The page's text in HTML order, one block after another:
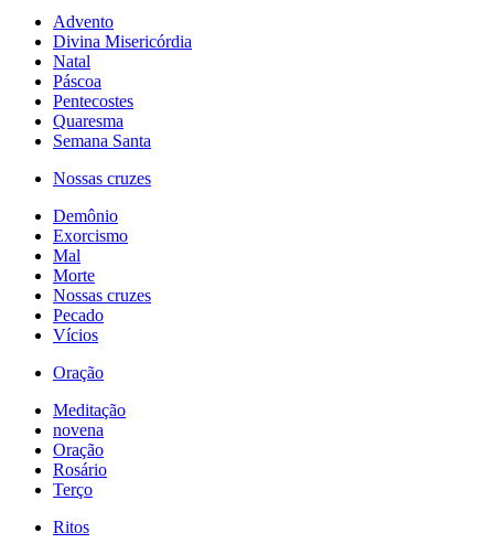
Advento
Divina Misericórdia
Natal
Páscoa
Pentecostes
Quaresma
Semana Santa
Nossas cruzes
Demônio
Exorcismo
Mal
Morte
Nossas cruzes
Pecado
Vícios
Oração
Meditação
novena
Oração
Rosário
Terço
Ritos